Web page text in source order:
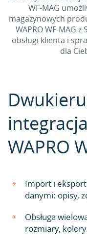
WF-MAG
magazynowych
WAPRO WF-MAG
obsługi klienta i
dla
WAPRO
Import i
danymi: opisy,
Obsługa
rozmiary,